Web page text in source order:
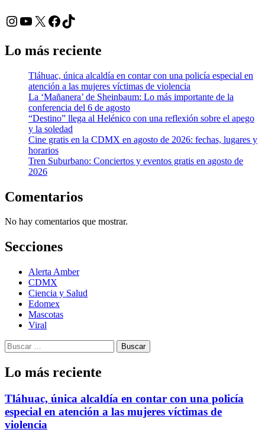
Instagram
YouTube
X Facebook
TikTok
Lo más reciente
Tláhuac, única alcaldía en contar con una policía especial en
atención a las mujeres víctimas de violencia
La ‘Mañanera’ de Sheinbaum: Lo más importante de la
conferencia del 6 de agosto
“Destino” llega al Helénico con una reflexión sobre el apego
y la soledad
Cine gratis en la CDMX en agosto de 2026: fechas, lugares y
horarios
Tren Suburbano: Conciertos y eventos gratis en agosto de
2026
Comentarios
No hay comentarios que mostrar.
Secciones
Alerta Amber
CDMX
Ciencia y Salud
Edomex
Mascotas
Viral
Buscar:
Lo más reciente
Tláhuac, única alcaldía en contar con una policía
especial en atención a las mujeres víctimas de
violencia